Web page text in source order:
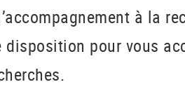
à la
disposition pour vous